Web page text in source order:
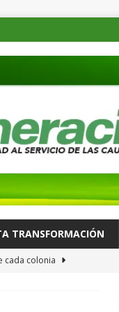
TRANSFORMACIÓN
cada colonia
de su